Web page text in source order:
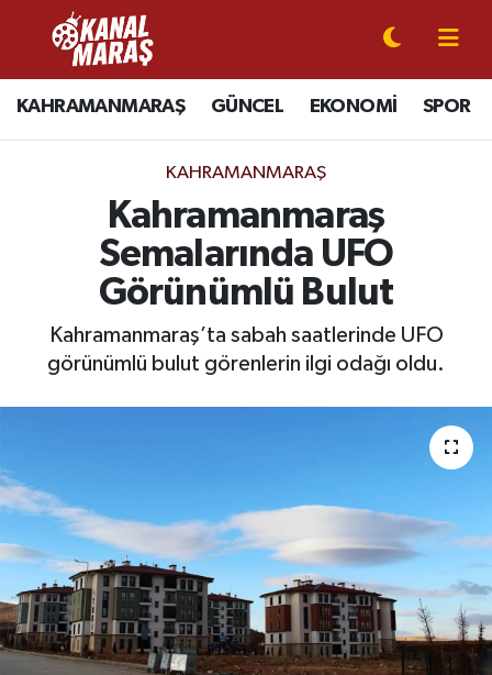
KAHRAMANMARAŞ GÜNCEL EKONOMİ SPOR
KAHRAMANMARAŞ
Kahramanmaraş
Semalarında UFO
Görünümlü Bulut
Kahramanmaraş’ta sabah saatlerinde UFO
görünümlü bulut görenlerin ilgi odağı oldu.
CANLI YAYIN
KAHRAMANMARAŞ
SPOR
SİYASET
EKONOMİ
SAĞLIK
EĞİTİM
BÖLGE
Kahramanmaraş Nöbetçi Eczaneler
Kahramanmaraş Hava Durumu
Kahramanmaraş Trafik Yoğunluk Haritası
Süper Lig Puan Durumu ve Fikstür
Tüm Manşetler